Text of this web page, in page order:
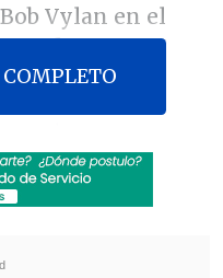
Vylan en el
.
de los cánticos
Fuerzas de
el pasado